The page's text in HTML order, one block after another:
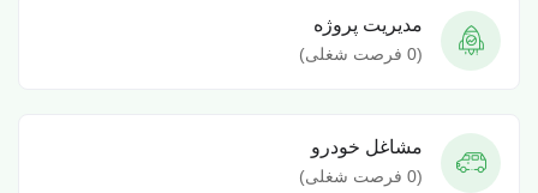
مدیریت پروژه
(
0 فرصت شغلی)
مشاغل خودرو
(
0 فرصت شغلی)